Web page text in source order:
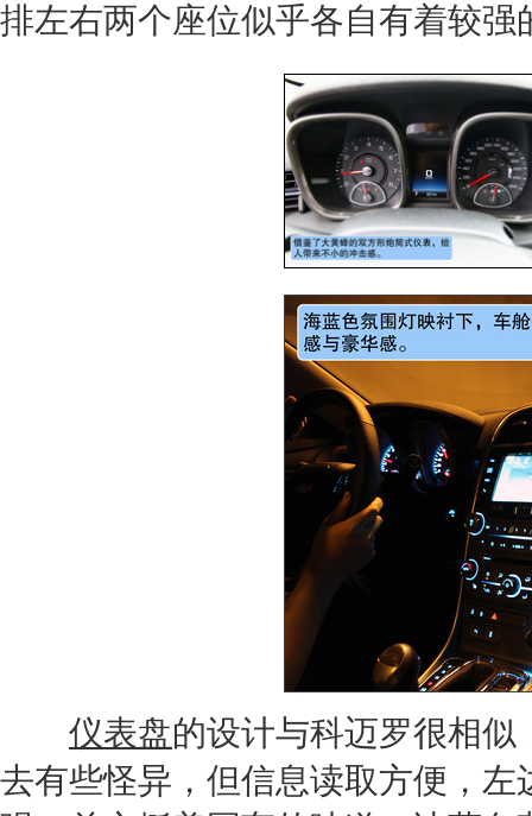
排左右两个座位似乎各自有着较强
仪表盘的设计与科迈罗很相似
去有些怪异，但信息读取方便，